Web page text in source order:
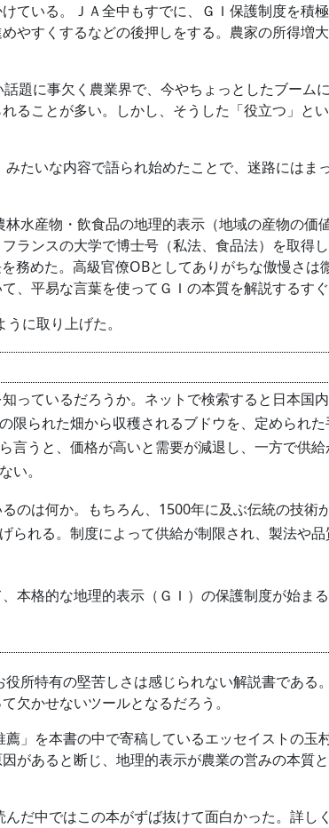
ている。ＪＡ全中もすでに、ＧＩ保護制度を積
やすくするなどの後押しをする。農家の所得増
題に事欠く農業界で、今やちょっとしたブーム
ることが多い。しかし、そうした「役立つ」と
たいな内容で語られ始めたことで、迷路にはま
産物・飲食品の地理的表示（地域の産物の価
ランスの大学で博士号（私法、食品法）を取得
務めた。高級官僚OBとしてありがちな傲慢さ
、平易な言葉を使ってＧＩの本質を解説するすぐ
に取り上げた。
っているだろうか。ネットで検索すると日本国
限られた畑から収穫されるブドウを、定められ
言うと、価格が高いと需要が減退し、一方で供
い。
のは何か。もちろん、1500年に及ぶ伝統の技術
られる。制度によって供給が制限され、製法や
本格的な地理的表示（ＧＩ）の保護制度が始ま
所特有の堅苦しさは感じられない解説書である
欠かせないツールとなるだろう。
」を本書の中で寄稿しているエッセイストの玉
があると断じ、地理的表示が農業の営みの本質
だ中ではこの本がずば抜けて面白かった。詳し